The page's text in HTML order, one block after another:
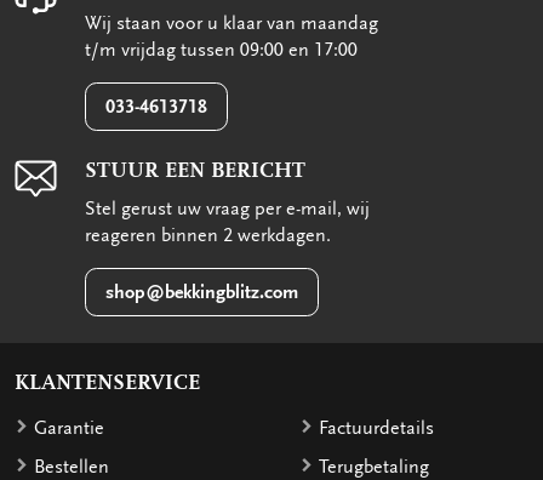
Wij staan voor u klaar van maandag
t/m vrijdag tussen 09:00 en 17:00
033-4613718
STUUR EEN BERICHT
Stel gerust uw vraag per e-mail, wij
reageren binnen 2 werkdagen.
shop@bekkingblitz.com
KLANTENSERVICE
Garantie
Bestellen
Factuurdetails
Terugbetaling